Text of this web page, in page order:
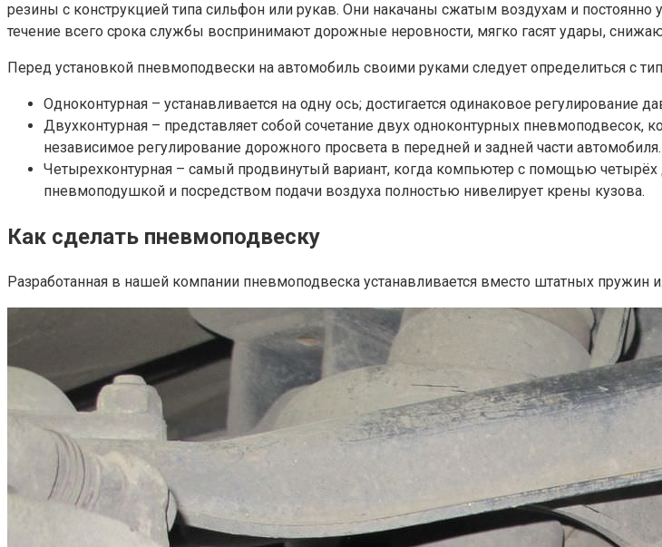
резины с конструкцией типа сильфон или рукав. Они накачаны сжатым воздухам и
течение всего срока службы воспринимают дорожные неровности, мягко гасят удары,
Перед установкой пневмоподвески на автомобиль своими руками следует определиться с
Одноконтурная – устанавливается на одну ось; достигается одинаковое регулирование
Двухконтурная – представляет собой сочетание двух одноконтурных пневмоподвесок,
независимое регулирование дорожного просвета в передней и задней части автомобиля.
Четырехконтурная – самый продвинутый вариант, когда компьютер с помощью
пневмоподушкой и посредством подачи воздуха полностью нивелирует крены кузова.
Как сделать пневмоподвеску
Разработанная в нашей компании пневмоподвеска устанавливается вместо штатных пружин